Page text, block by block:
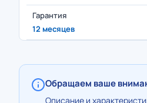
Гарантия
12 месяцев
Обращаем ваше
Описание и